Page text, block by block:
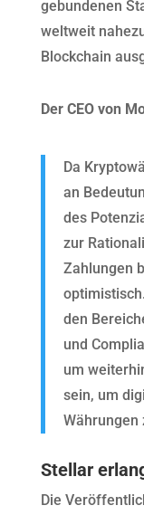
gebundenen
weltweit
Blockchain
Der CEO von
Da
an
des
zur
Zahlungen
den
und
um
sein, um
Währungen
Stellar
Die